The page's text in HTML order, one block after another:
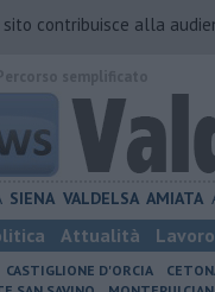
sito contribuisce alla
SIENA VALDELSA AMIATA
Attualità Lavoro
CASTIGLIONE D'ORCIA